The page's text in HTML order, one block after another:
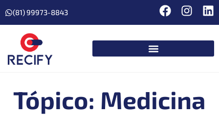
(81) 99973-8843
Tópico: Medicina